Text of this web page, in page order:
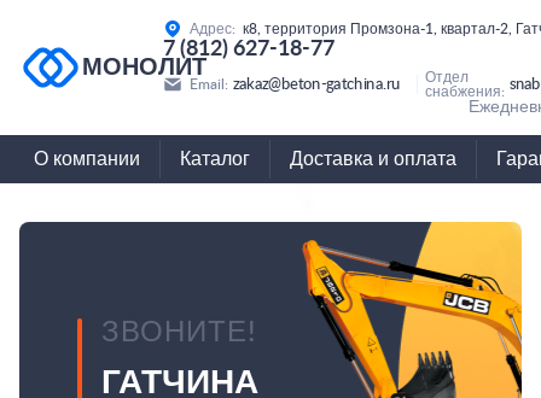
МОНОЛИТ
Адрес: к8, территория Промзона-1, квартал-2,
7 (812) 627-18-77
Email: zakaz@beton-gatchina.ru
Отдел
снабжения:
О компании Каталог Доставка и оплата
ЗВОНИТЕ!
ГАТЧИНА